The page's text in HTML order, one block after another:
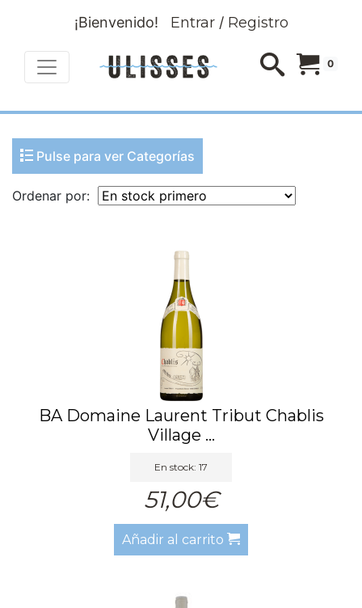
¡Bienvenido! Entrar/ Registro
0
Pulse para ver Categorías
Ordenar por:
BA Domaine Laurent Tribut Chablis
Village ...
En stock: 17
51,00€
Añadir al carrito